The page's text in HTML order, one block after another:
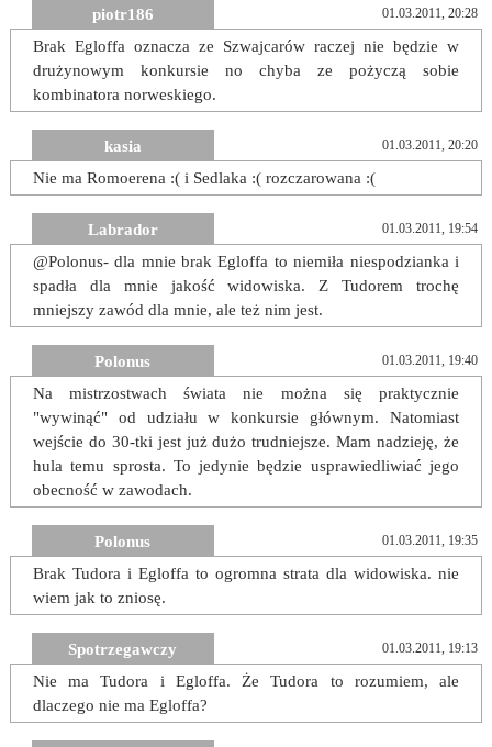
piotr186 01.03.2011, 20:28
Brak Egloffa oznacza ze Szwajcarów raczej nie będzie w
drużynowym konkursie no chyba ze pożyczą sobie
kombinatora norweskiego.
kasia 01.03.2011, 20:20
Nie ma Romoerena :( i Sedlaka :( rozczarowana :(
Labrador 01.03.2011, 19:54
@Polonus- dla mnie brak Egloffa to niemiła niespodzianka i
spadła dla mnie jakość widowiska. Z Tudorem trochę
mniejszy zawód dla mnie, ale też nim jest.
Polonus 01.03.2011, 19:40
Na mistrzostwach świata nie można się praktycznie
"wywinąć" od udziału w konkursie głównym. Natomiast
wejście do 30-tki jest już dużo trudniejsze. Mam nadzieję, że
hula temu sprosta. To jedynie będzie usprawiedliwiać jego
obecność w zawodach.
Polonus 01.03.2011, 19:35
Brak Tudora i Egloffa to ogromna strata dla widowiska. nie
wiem jak to zniosę.
Spotrzegawczy 01.03.2011, 19:13
Nie ma Tudora i Egloffa. Że Tudora to rozumiem, ale
dlaczego nie ma Egloffa?